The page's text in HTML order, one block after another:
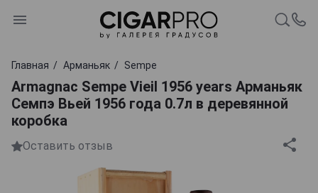
Главная Арманьяк Sempe
Armagnac Sempe Vieil 1956 years Арманьяк
Семпэ Вьей 1956 года 0.7л в деревянной
коробка
Оставить отзыв